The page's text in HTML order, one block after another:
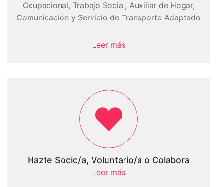
Ocupacional, Trabajo Social, Auxiliar de Hogar,
Comunicación y Servicio de Transporte Adaptado
Leer más
Hazte Socio/a, Voluntario/a o Colabora
Leer más